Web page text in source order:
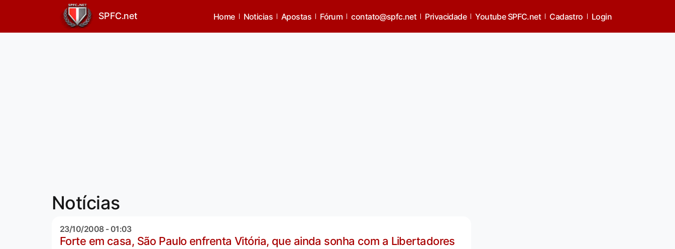
SPFC.net Home Noticias Apostas Fórum contato@spfc.net Privacidade Youtube SPFC.net Cadastro Login
Notícias
23/10/2008 - 01:03
Forte em casa, São Paulo enfrenta Vitória, que ainda sonha com a Libertadores